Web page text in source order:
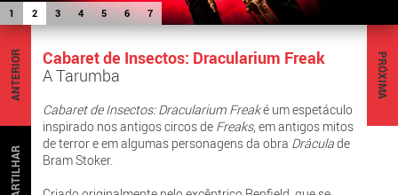
1 2 3 4 5 6 7
PRÓXIMA
ANTERIOR
PARTILHAR
Cabaret de Insectos: Dracularium Freak
A Tarumba
Cabaret de Insectos: Dracularium Freaké um espetáculo
inspirado nos antigos circos de Freaks, em antigos mitos
de terror e em algumas personagens da obra Dráculade
Bram Stoker.